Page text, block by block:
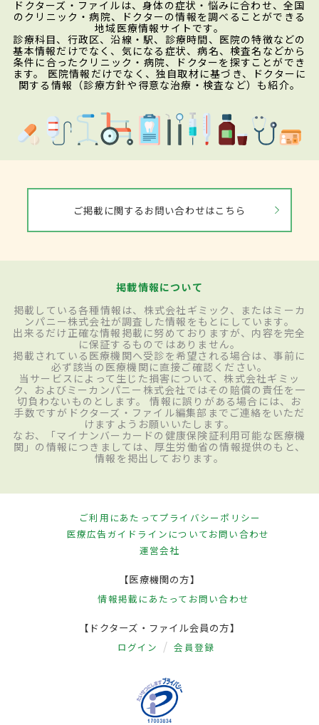
ドクターズ・ファイルは、身体の症状・悩みに合わせ、全国
のクリニック・病院、ドクターの情報を調べることができる
地域医療情報サイトです。
診療科目、行政区、沿線・駅、診療時間、医院の特徴などの
基本情報だけでなく、気になる症状、病名、検査名などから
条件に合ったクリニック・病院、ドクターを探すことができ
ます。 医院情報だけでなく、独自取材に基づき、ドクターに
関する情報（診療方針や得意な治療・検査など）も紹介。
ご掲載に関するお問い合わせはこちら
掲載情報について
掲載している各種情報は、株式会社ギミック、またはミーカ
ンパニー株式会社が調査した情報をもとにしています。
出来るだけ正確な情報掲載に努めておりますが、内容を完全
に保証するものではありません。
掲載されている医療機関へ受診を希望される場合は、事前に
必ず該当の医療機関に直接ご確認ください。
当サービスによって生じた損害について、株式会社ギミッ
ク、およびミーカンパニー株式会社ではその賠償の責任を一
切負わないものとします。 情報に誤りがある場合には、お
手数ですがドクターズ・ファイル編集部までご連絡をいただ
けますようお願いいたします。
なお、「マイナンバーカードの健康保険証利用可能な医療機
関」の情報につきましては、厚生労働省の情報提供のもと、
情報を掲出しております。
ご利用にあたってプライバシーポリシー
医療広告ガイドラインについてお問い合わせ
運営会社
【医療機関の方】
情報掲載にあたって お問い合わせ
【ドクターズ・ファイル会員の方】
ログイン 会員登録